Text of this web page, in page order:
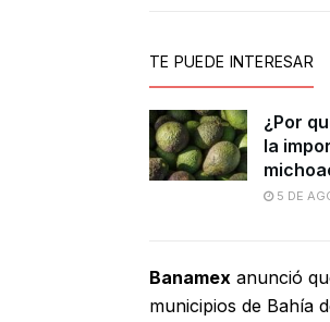
TE PUEDE INTERESAR
¿Por
la
5 DE
Banamex anunció
municipios de Bahía